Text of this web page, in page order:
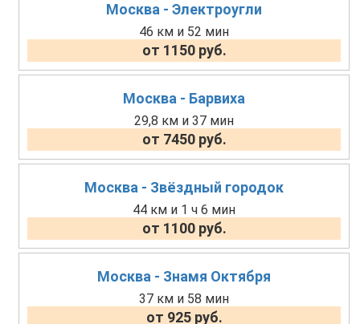
Москва - Электроугли
46 км и 52 мин
от 1150 руб.
Москва - Барвиха
29,8 км и 37 мин
от 7450 руб.
Москва - Звёздный городок
44 км и 1 ч 6 мин
от 1100 руб.
Москва - Знамя Октября
37 км и 58 мин
от 925 руб.